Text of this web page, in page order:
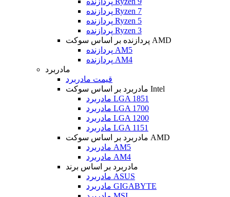
پردازنده Ryzen 7
پردازنده Ryzen 5
پردازنده Ryzen 3
پردازنده بر اساس سوکت AMD
پردازنده AM5
پردازنده AM4
مادربرد
قیمت مادربرد
مادربرد بر اساس سوکت Intel
مادربرد LGA 1851
مادربرد LGA 1700
مادربرد LGA 1200
مادربرد LGA 1151
مادربرد بر اساس سوکت AMD
مادربرد AM5
مادربرد AM4
مادربرد بر اساس برند
مادربرد ASUS
مادربرد GIGABYTE